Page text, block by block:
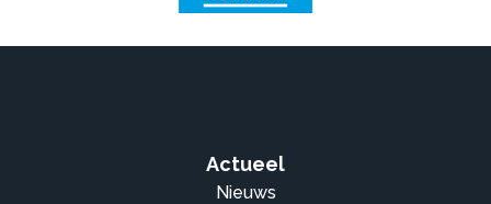
Actueel
Nieuws